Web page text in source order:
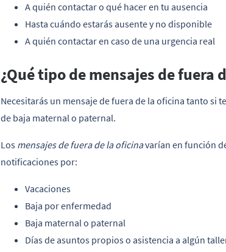
A quién contactar o qué hacer en tu ausencia
Hasta cuándo estarás ausente y no disponible
A quién contactar en caso de una urgencia real
¿Qué tipo de mensajes de fuera
Necesitarás un mensaje de fuera de la oficina tanto si
de baja maternal o paternal.
Los mensajes de fuera de la oficinavarían en función
notificaciones por:
Vacaciones
Baja por enfermedad
Baja maternal o paternal
Días de asuntos propios o asistencia a algún